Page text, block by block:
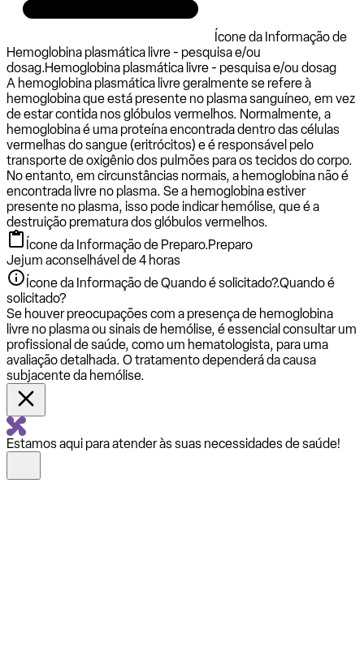
Ícone da Informação de
Hemoglobina plasmática livre - pesquisa e/ou
dosag.Hemoglobina plasmática livre - pesquisa e/ou dosag
A hemoglobina plasmática livre geralmente se refere à
hemoglobina que está presente no plasma sanguíneo, em vez
de estar contida nos glóbulos vermelhos. Normalmente, a
hemoglobina é uma proteína encontrada dentro das células
vermelhas do sangue (eritrócitos) e é responsável pelo
transporte de oxigênio dos pulmões para os tecidos do corpo.
No entanto, em circunstâncias normais, a hemoglobina não é
encontrada livre no plasma. Se a hemoglobina estiver
presente no plasma, isso pode indicar hemólise, que é a
destruição prematura dos glóbulos vermelhos.
Ícone da Informação de Preparo.Preparo
Jejum aconselhável de 4 horas
Ícone da Informação de Quando é solicitado?.Quando é
solicitado?
Se houver preocupações com a presença de hemoglobina
livre no plasma ou sinais de hemólise, é essencial consultar um
profissional de saúde, como um hematologista, para uma
avaliação detalhada. O tratamento dependerá da causa
subjacente da hemólise.
Estamos aqui para atender às suas necessidades de saúde!